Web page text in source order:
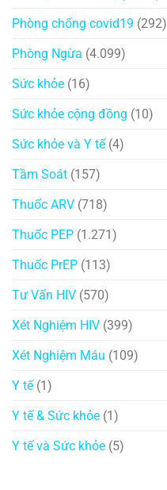
Phòng chống covid19 (292)
Phòng Ngừa (4.099)
Sức khỏe (16)
Sức khỏe cộng đồng (10)
Sức khỏe và Y tế(4)
Tầm Soát (157)
Thuốc ARV (718)
Thuốc PEP (1.271)
Thuốc PrEP (113)
Tư Vấn HIV (570)
Xét Nghiệm HIV (399)
Xét Nghiệm Máu (109)
Y tế(1)
Y tế & Sức khỏe (1)
Y tế và Sức khỏe (5)